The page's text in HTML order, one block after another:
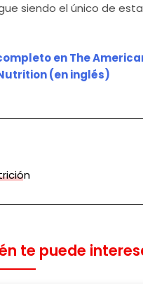
siendo el único de
en The
(en inglés)
te puede